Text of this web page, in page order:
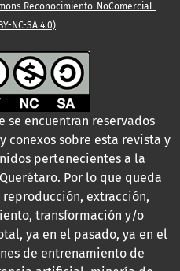
Reconocimiento-NoComercial-
NC-SA 4.0)
se encuentran reservados
conexos sobre esta revista y
pertenecientes a la
Por lo que queda
extracción,
transformación y/o
ya en el pasado, ya en el
de entrenamiento de